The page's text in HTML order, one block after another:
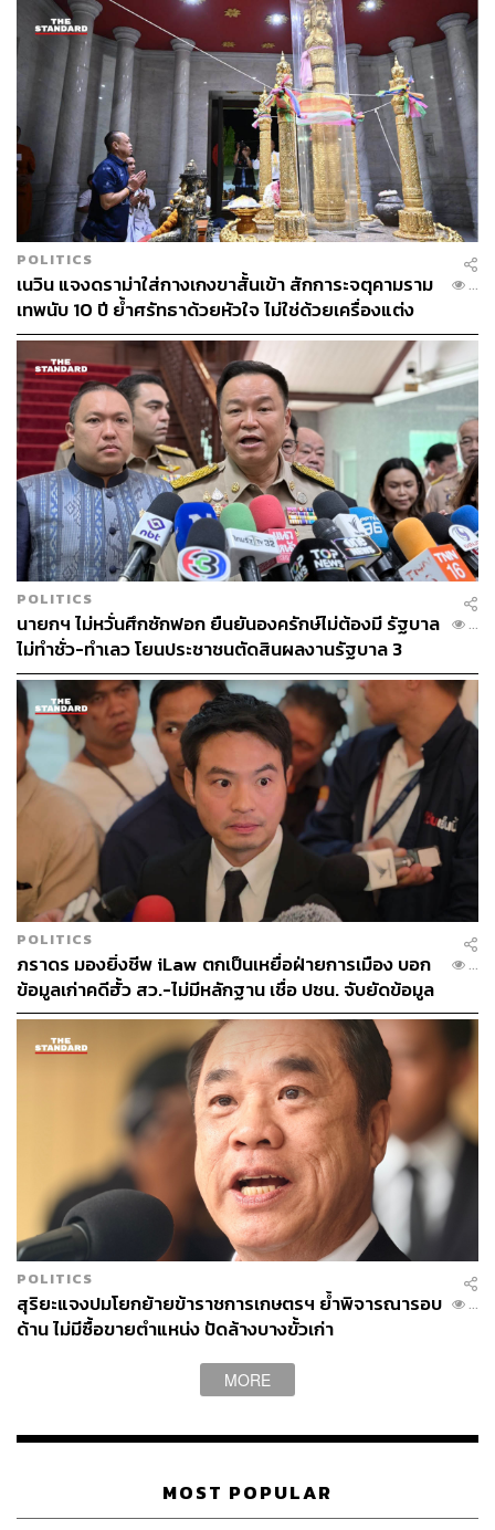
LOADING...
ABOUT THE AUTHOR
THE STANDARD TEAM
กองบรรณาธิการ THE STANDARD
POLITICS
เนวิน แจงดราม่าใส่กางเกงขาสั้นเข้า สักการะจตุคามราม
เทพนับ 10 ปี ย้ำศรัทธาด้วยหัวใจ ไม่ใช่ด้วยเครื่องแต่ง
กาย
...
POLITICS
นายกฯ ไม่หวั่นศึกซักฟอก ยืนยันองครักษ์ไม่ต้องมี รัฐบาล
ไม่ทำชั่ว-ทำเลว โยนประชาชนตัดสินผลงานรัฐบาล 3
เดือน
...
POLITICS
ภราดร มองยิ่งชีพ iLaw ตกเป็นเหยื่อฝ่ายการเมือง บอก
ข้อมูลเก่าคดีฮั้ว สว.-ไม่มีหลักฐาน เชื่อ ปชน. จับยัดข้อมูล
หวังกลบเรื่องภาวุธ
...
POLITICS
สุริยะแจงปมโยกย้ายข้าราชการเกษตรฯ ย้ำพิจารณารอบ
ด้าน ไม่มีซื้อขายตำแหน่ง ปัดล้างบางขั้วเก่า
...
MORE
MOST POPULAR